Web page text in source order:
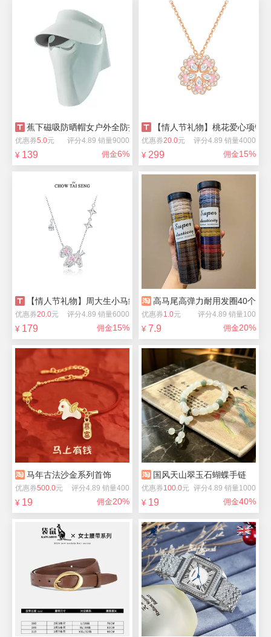
蕉下磁吸防晒帽女户外全防护
优惠券5.0元 评分4.89 销量9000
¥ 139 佣金6%
【情人节礼物】桃花爱心项链
优惠券20.0元 评分4.89 销量4000
¥ 299 佣金15%
【情人节礼物】周大生小马纯银项链简约新款
优惠券20.0元 评分4.89 销量6000
¥ 179 佣金15%
高马尾高弹力耐用发圈40个
优惠券1.0元 评分4.89 销量100
¥ 7.9 佣金20%
马年古法沙金系列首饰
优惠券500.0元 评分4.89 销量400
¥ 19 佣金20%
国风天山翠玉石蝴蝶手链
优惠券100.0元 评分4.89 销量1000
¥ 19 佣金40%